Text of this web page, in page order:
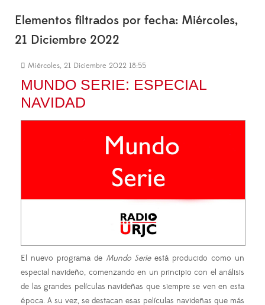
Elementos filtrados por fecha: Miércoles,
21 Diciembre 2022
Miércoles, 21 Diciembre 2022 18:55
MUNDO SERIE: ESPECIAL
NAVIDAD
El nuevo programa de Mundo Serieestá producido como un
especial navideño, comenzando en un principio con el análisis
de las grandes películas navideñas que siempre se ven en esta
época. A su vez, se destacan esas películas navideñas que más